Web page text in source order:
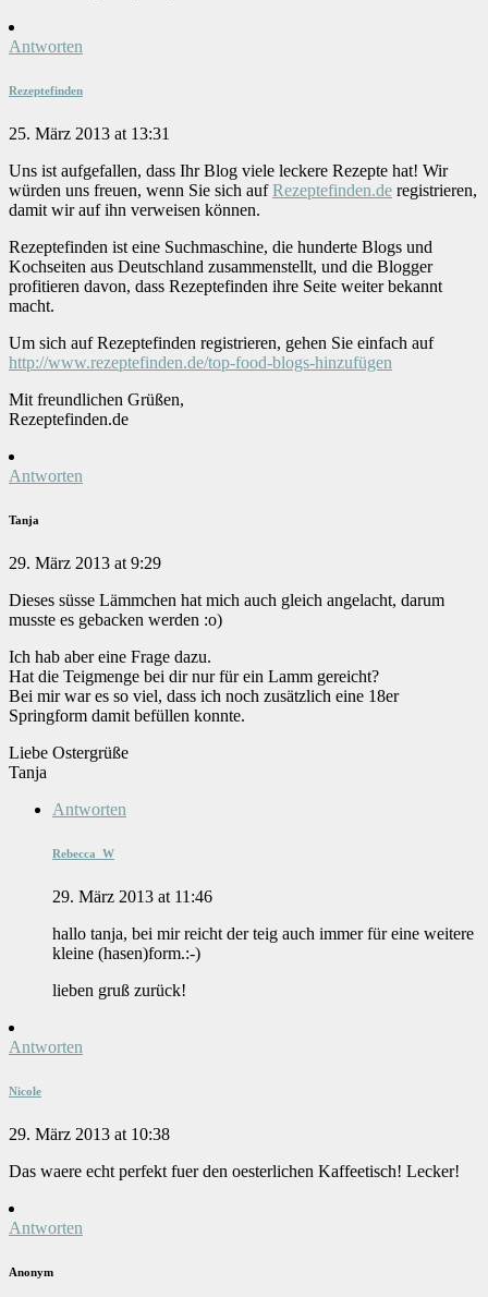
Antworten
Rezeptefinden
25. März 2013 at 13:31
Uns ist aufgefallen, dass Ihr Blog viele leckere Rezepte hat! Wir
würden uns freuen, wenn Sie sich aufRezeptefinden.de registrieren,
damit wir auf ihn verweisen können.
Rezeptefinden ist eine Suchmaschine, die hunderte Blogs und
Kochseiten aus Deutschland zusammenstellt, und die Blogger
profitieren davon, dass Rezeptefinden ihre Seite weiter bekannt
macht.
Um sich auf Rezeptefinden registrieren, gehen Sie einfach auf
http://www.rezeptefinden.de/top-food-blogs-hinzufügen
Mit freundlichen Grüßen,
Rezeptefinden.de
Antworten
Tanja
29. März 2013 at 9:29
Dieses süsse Lämmchen hat mich auch gleich angelacht, darum
musste es gebacken werden :o)
Ich hab aber eine Frage dazu.
Hat die Teigmenge bei dir nur für ein Lamm gereicht?
Bei mir war es so viel, dass ich noch zusätzlich eine 18er
Springform damit befüllen konnte.
Liebe Ostergrüße
Tanja
Antworten
Rebecca_W
29. März 2013 at 11:46
hallo tanja, bei mir reicht der teig auch immer für eine weitere
kleine (hasen)form.:-)
lieben gruß zurück!
Antworten
Nicole
29. März 2013 at 10:38
Das waere echt perfekt fuer den oesterlichen Kaffeetisch! Lecker!
Antworten
Anonym